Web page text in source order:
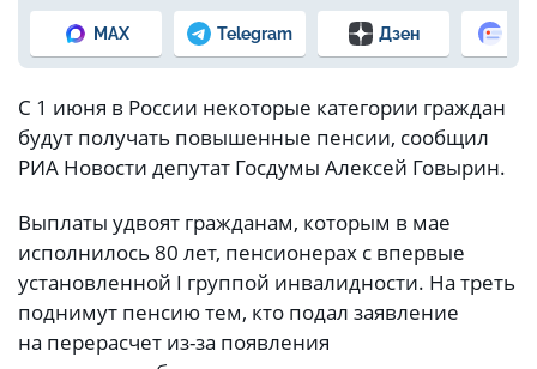
MAX Telegram Дзен
С 1 июня в России некоторые категории граждан
будут получать повышенные пенсии, сообщил
РИА Новости депутат Госдумы Алексей Говырин.
Выплаты удвоят гражданам, которым в мае
исполнилось 80 лет, пенсионерах с впервые
установленной I группой инвалидности. На треть
поднимут пенсию тем, кто подал заявление
на перерасчет из-за появления